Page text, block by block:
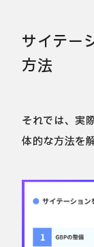
サイテー
方法
それでは、実
体的な方法を